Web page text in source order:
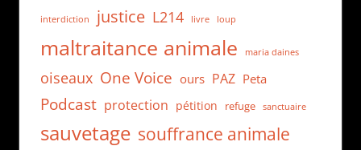
interdiction justice L214 livre loup
maltraitance animale maria daines
oiseaux One Voice ours PAZ Peta
Podcast protection pétition refuge sanctuaire
sauvetage souffrance animale